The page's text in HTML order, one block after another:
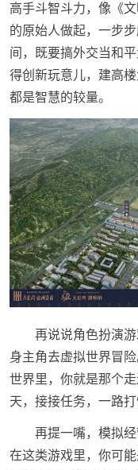
高手斗智斗力，像《
的原始人做起，一步
间，既要搞外交当和
得创新玩意儿，建高
都是智慧的较量。
再说说角色扮演
身主角去虚拟世界冒
世界里，你就是那个
天，接接任务，一路
再提一嘴，模拟
在这类游戏里，你可